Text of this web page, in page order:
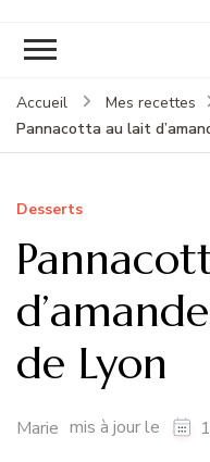
Accueil Mes recettes
Pannacotta au lait
Desserts
de Lyon
Marie mis à jour le